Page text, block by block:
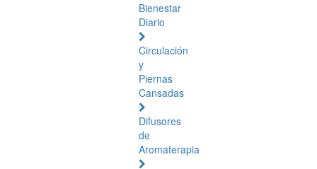
Bienestar
Diario
Circulación
y
Piernas
Cansadas
Difusores
de
Aromaterapia